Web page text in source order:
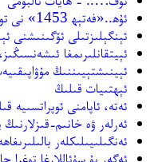
ئۇھ..«فەتېھ 1453» نى تورداكۆرۈش مەنبەسى بايقالدى
ئېنگېلىزتىلى ئۆگىنىشنى
ئېيتقانلىرىمغا
ئېينىشتېيىننىڭ مۇۋاپىقىيەت
ئېھتىيات قىلىڭ
ئەتە، ئاپامنى ئوپراتسىيە
ئەرلەر ۋە خانىم-قىزلارنىڭ پىسخىكىسىدىكى
ئەنگىلىيىلىكلەر
ئەگەر بۇ سۇئاللارغا